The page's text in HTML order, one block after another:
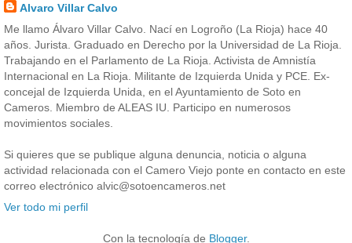
Alvaro Villar Calvo
Me llamo Álvaro Villar Calvo. Nací en Logroño (La Rioja) hace 40
años. Jurista. Graduado en Derecho por la Universidad de La Rioja.
Trabajando en el Parlamento de La Rioja. Activista de Amnistía
Internacional en La Rioja. Militante de Izquierda Unida y PCE. Ex-
concejal de Izquierda Unida, en el Ayuntamiento de Soto en
Cameros. Miembro de ALEAS IU. Participo en numerosos
movimientos sociales.
Si quieres que se publique alguna denuncia, noticia o alguna
actividad relacionada con el Camero Viejo ponte en contacto en este
correo electrónico alvic@sotoencameros.net
Ver todo mi perfil
Con la tecnología de Blogger.